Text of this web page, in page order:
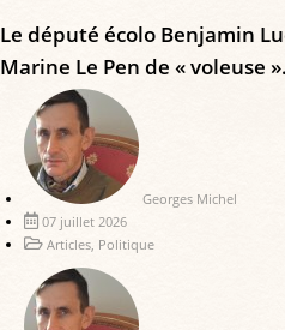
Le député écolo Benjamin
Marine Le Pen de « voleuse
Georges Michel
07 juillet 2026
Articles, Politique